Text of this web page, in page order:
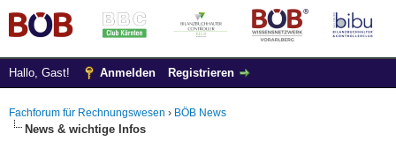
Hallo, Gast! Anmelden Registrieren
Fachforum für Rechnungswesen › BÖB News
News & wichtige Infos